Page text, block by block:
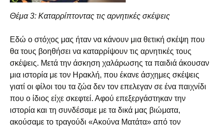
Θέμα 3: Καταρρίπτοντας τις αρνητικές σκέψεις
Εδώ ο στόχος μας ήταν να κάνουν μια θετική σκέψη που
θα τους βοηθήσει να καταρρίψουν τις αρνητικές τους
σκέψεις. Μετά την άσκηση χαλάρωσης τα παιδιά άκουσαν
μια ιστορία με τον Ηρακλή, που έκανε άσχημες σκέψεις
γιατί οι φίλοι του τα ζώα δεν τον επελεγαν σε ένα παιχνίδι
που ο ίδιος είχε σκεφτεί. Αφού επεξεργάστηκαν την
ιστορία και τη συνδέσαμε με τα δικά μας βιώματα,
ακούσαμε το τραγούδι «Ακούνα Ματάτα» από τον